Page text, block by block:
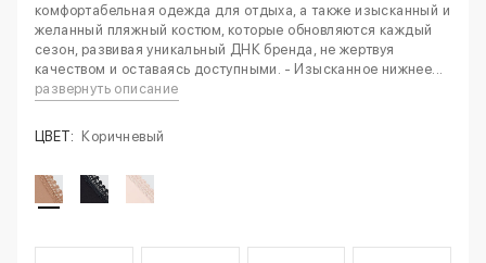
комфортабельная одежда для отдыха, а также изысканный и
желанный пляжный костюм, которые обновляются каждый
сезон, развивая уникальный ДНК бренда, не жертвуя
качеством и оставаясь доступными. - Изысканное нижнее...
развернуть описание
ЦВЕТ: Коричневый